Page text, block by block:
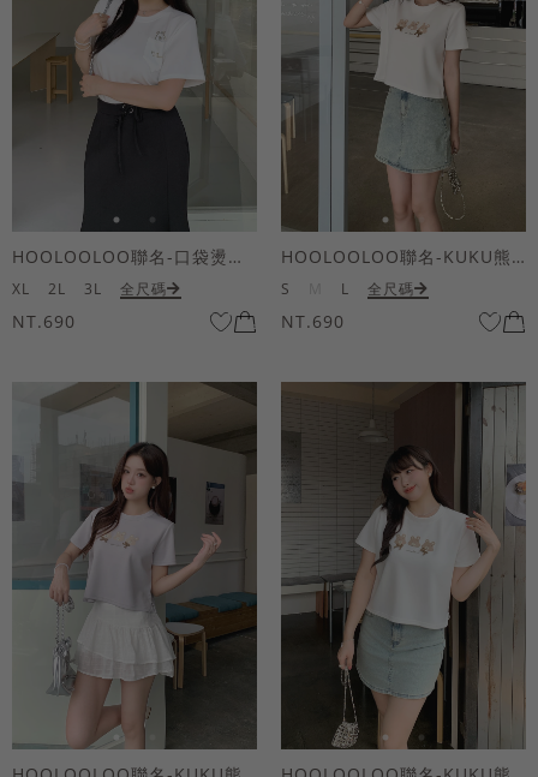
HOOLOOLOO聯名-口袋燙金KUKU熊短袖上衣
XL 2L 3L 全尺碼
NT.690
HOOLOOLOO聯名-KUKU熊蝴蝶結短袖上衣
S L 全尺碼
NT.690